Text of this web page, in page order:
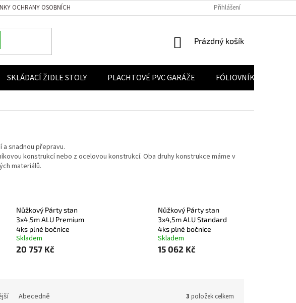
OCHRANY OSOBNÍCH ÚDAJŮ POUČENÍ O PRÁVU NA ODSTOUPENÍ OD SMLOUVY
Přihlášení
NÁKUPNÍ KOŠÍK
Prázdný košík
SKLÁDACÍ ŽIDLE STOLY PLACHTOVÉ PVC GARÁŽE FÓLIOVNÍKY
snadnou přepravu.
konstrukcí nebo z ocelovou konstrukcí. Oba druhy konstrukce máme v
materiálů.
Nůžkový Párty stan
3x4,5m ALU Premium
4ks plné bočnice
Skladem
20 757 Kč
Nůžkový Párty stan
3x4,5m ALU Standard
4ks plné bočnice
Skladem
15 062 Kč
Abecedně 3 položek celkem